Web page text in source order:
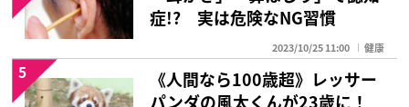
症!? 実は危険なNG習慣
2023/10/25 11:00 健康
《人間なら100歳超》レッサー
パンダの風太くんが23歳に！
5